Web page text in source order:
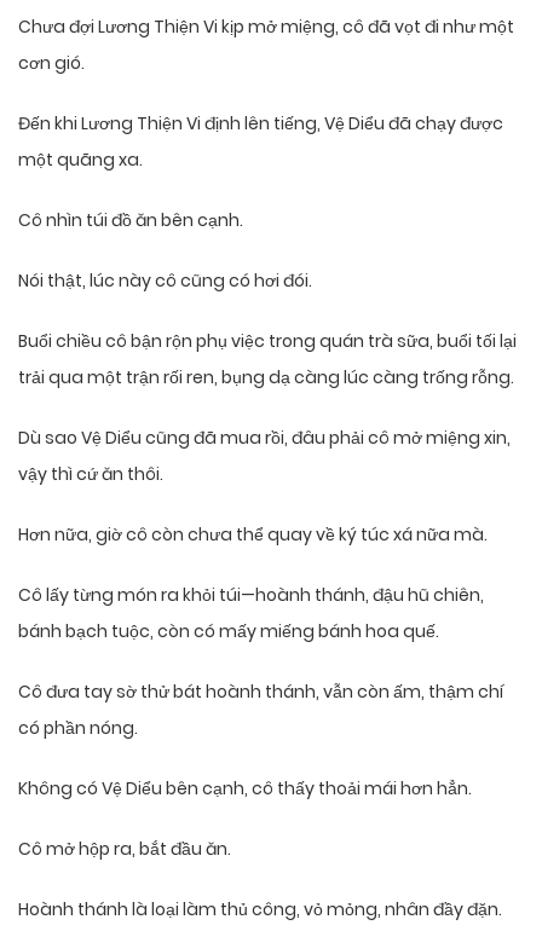
Chưa đợi Lương Thiện Vi kịp mở miệng, cô đã vọt đi như một
cơn gió.
Đến khi Lương Thiện Vi định lên tiếng, Vệ Diểu đã chạy được
một quãng xa.
Cô nhìn túi đồ ăn bên cạnh.
Nói thật, lúc này cô cũng có hơi đói.
Buổi chiều cô bận rộn phụ việc trong quán trà sữa, buổi tối lại
trải qua một trận rối ren, bụng dạ càng lúc càng trống rỗng.
Dù sao Vệ Diểu cũng đã mua rồi, đâu phải cô mở miệng xin,
vậy thì cứ ăn thôi.
Hơn nữa, giờ cô còn chưa thể quay về ký túc xá nữa mà.
Cô lấy từng món ra khỏi túi—hoành thánh, đậu hũ chiên,
bánh bạch tuộc, còn có mấy miếng bánh hoa quế.
Cô đưa tay sờ thử bát hoành thánh, vẫn còn ấm, thậm chí
có phần nóng.
Không có Vệ Diểu bên cạnh, cô thấy thoải mái hơn hẳn.
Cô mở hộp ra, bắt đầu ăn.
Hoành thánh là loại làm thủ công, vỏ mỏng, nhân đầy đặn.